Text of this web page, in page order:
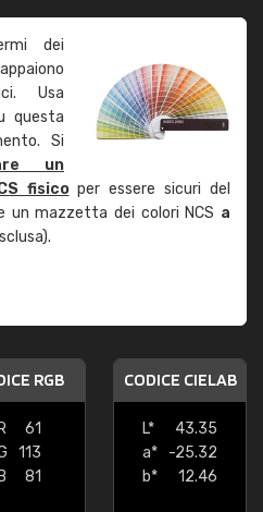
dei
Usa
questa
Si
un
fisicoper essere sicuri del
un mazzetta dei colori NCS a
RGB
R
61
113
B
81
CODICE CIELAB
L*
43.35
a*
-25.32
b*
12.46